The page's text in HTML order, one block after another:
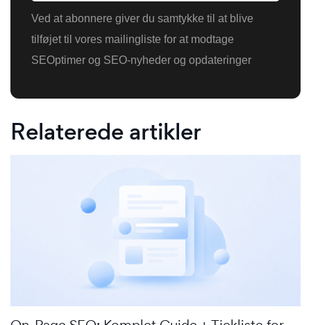
Ved at abonnere giver du samtykke til at blive
tilføjet til vores mailingliste for at modtage
SEOptimer og SEO-nyheder og opdateringer
Relaterede artikler